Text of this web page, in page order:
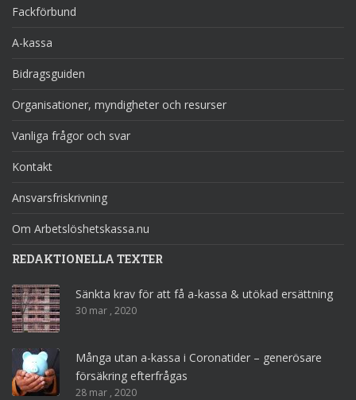
Fackförbund
A-kassa
Bidragsguiden
Organisationer, myndigheter och resurser
Vanliga frågor och svar
Kontakt
Ansvarsfriskrivning
Om Arbetslöshetskassa.nu
REDAKTIONELLA TEXTER
Sänkta krav för att få a-kassa & utökad ersättning
30 mar , 2020
Många utan a-kassa i Coronatider – generösare
försäkring efterfrågas
28 mar , 2020